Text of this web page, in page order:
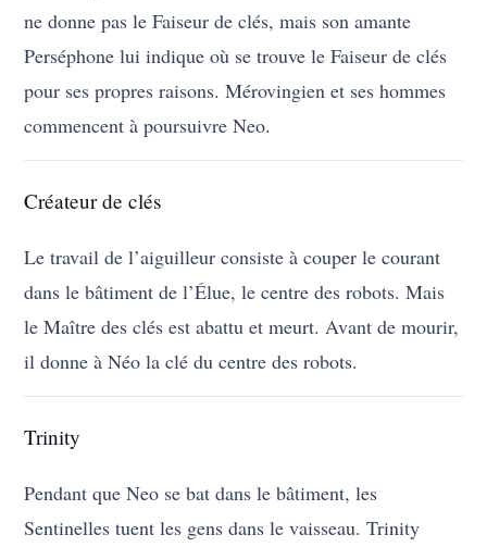
ne donne pas le Faiseur de clés, mais son amante
Perséphone lui indique où se trouve le Faiseur de clés
pour ses propres raisons. Mérovingien et ses hommes
commencent à poursuivre Neo.
Créateur de clés
Le travail de l’aiguilleur consiste à couper le courant
dans le bâtiment de l’Élue, le centre des robots. Mais
le Maître des clés est abattu et meurt. Avant de mourir,
il donne à Néo la clé du centre des robots.
Trinity
Pendant que Neo se bat dans le bâtiment, les
Sentinelles tuent les gens dans le vaisseau. Trinity